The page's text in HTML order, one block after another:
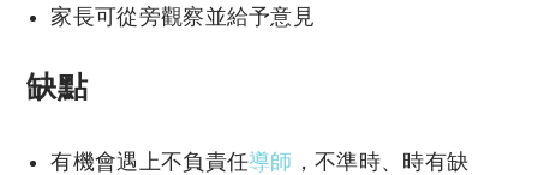
家長可從旁觀察並給予意見
缺點
有機會遇上不負責任導師 ，不準時、時有缺